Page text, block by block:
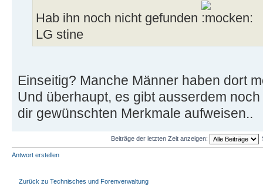
Hab ihn noch nicht gefunden
LG stine
Einseitig? Manche Männer haben dort
Und überhaupt, es gibt ausserdem
dir gewünschten Merkmale aufweisen..
Beiträge der letzten Zeit anzeigen:
Antwort erstellen
Zurück zu Technisches und Forenverwaltung